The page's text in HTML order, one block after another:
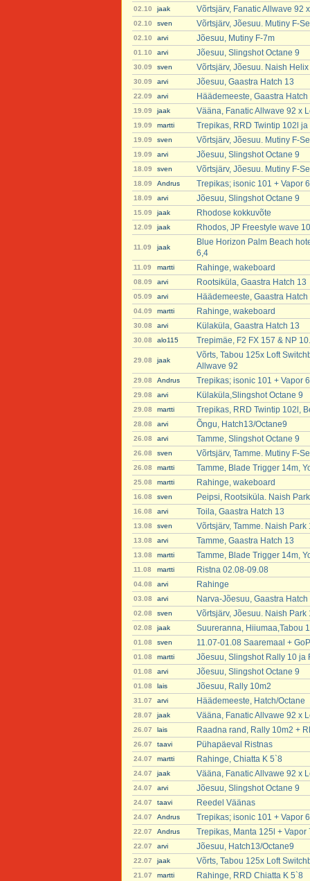
02.10 jaak Võrtsjärv, Fanatic Allwave 92
02.10 sven Võrtsjärv, Jõesuu. Mutiny F-
02.10 arvi Jõesuu, Mutiny F-7m
01.10 arvi Jõesuu, Slingshot Octane 9
30.09 sven Võrtsjärv, Jõesuu. Naish
30.09 arvi Jõesuu, Gaastra Hatch 13
22.09 arvi Häädemeeste, Gaastra Hatch
19.09 jaak Vääna, Fanatic Allwave 92 x
19.09 martti Trepikas, RRD Twintip 102l
19.09 sven Võrtsjärv, Jõesuu. Mutiny F-
19.09 arvi Jõesuu, Slingshot Octane 9
18.09 sven Võrtsjärv, Jõesuu. Mutiny F-
18.09 Andrus Trepikas; isonic 101 + Vapor
18.09 arvi Jõesuu, Slingshot Octane 9
15.09 jaak Rhodose kokkuvõte
12.09 jaak Rhodos, JP Freestyle wave
11.09 jaak
Blue Horizon Palm Beach
6,4
11.09 martti Rahinge, wakeboard
08.09 arvi Rootsiküla, Gaastra Hatch 13
05.09 arvi Häädemeeste, Gaastra Hatch
04.09 martti Rahinge, wakeboard
30.08 arvi Külaküla, Gaastra Hatch 13
30.08 alo115 Trepimäe, F2 FX 157 & NP
29.08 jaak
Võrts, Tabou 125x Loft
Allwave 92
29.08 Andrus Trepikas; isonic 101 + Vapor
29.08 arvi Külaküla,Slingshot Octane 9
29.08 martti Trepikas, RRD Twintip 102l,
28.08 arvi Õngu, Hatch13/Octane9
26.08 arvi Tamme, Slingshot Octane 9
26.08 sven Võrtsjärv, Tamme. Mutiny F-
26.08 martti Tamme, Blade Trigger 14m,
25.08 martti Rahinge, wakeboard
16.08 sven Peipsi, Rootsiküla. Naish
16.08 arvi Toila, Gaastra Hatch 13
13.08 sven Võrtsjärv, Tamme. Naish Park
13.08 arvi Tamme, Gaastra Hatch 13
13.08 martti Tamme, Blade Trigger 14m,
11.08 martti Ristna 02.08-09.08
04.08 arvi Rahinge
03.08 arvi Narva-Jõesuu, Gaastra Hatch
02.08 sven Võrtsjärv, Jõesuu. Naish Park
02.08 jaak Suureranna, Hiiumaa,Tabou
01.08 sven 11.07-01.08 Saaremaal +
01.08 martti Jõesuu, Slingshot Rally 10 ja
01.08 arvi Jõesuu, Slingshot Octane 9
01.08 lais Jõesuu, Rally 10m2
31.07 arvi Häädemeeste, Hatch/Octane
28.07 jaak Vääna, Fanatic Allvawe 92 x
26.07 lais Raadna rand, Rally 10m2 +
26.07 taavi Pühapäeval Ristnas
24.07 martti Rahinge, Chiatta K 5`8
24.07 jaak Vääna, Fanatic Allvawe 92 x
24.07 arvi Jõesuu, Slingshot Octane 9
24.07 taavi Reedel Väänas
24.07 Andrus Trepikas; isonic 101 + Vapor
22.07 Andrus Trepikas, Manta 125l + Vapor
22.07 arvi Jõesuu, Hatch13/Octane9
22.07 jaak Võrts, Tabou 125x Loft
21.07 martti Rahinge, RRD Chiatta K 5`8